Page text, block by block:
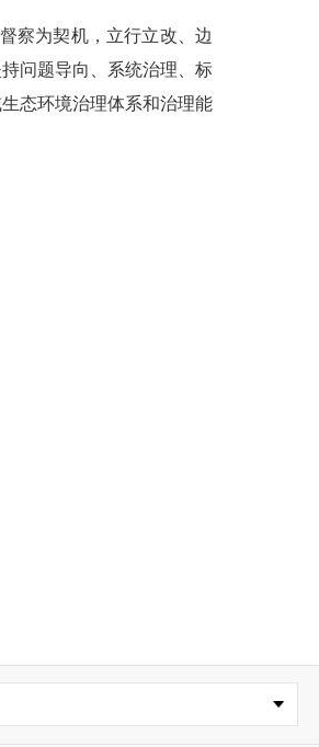
察为契机，立行立改、边
问题导向、系统治理、标
态环境治理体系和治理能